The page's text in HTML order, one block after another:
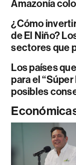
Amazonía
¿Cómo
de El Niño?
sectores que
Los países
para el
posibles